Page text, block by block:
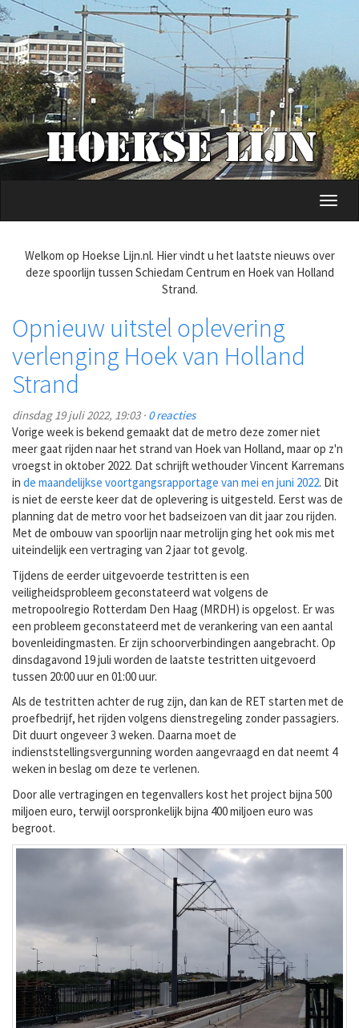
Overslaan
en
naar
de
inhoud
gaan
Welkom op Hoekse Lijn.nl. Hier vindt u het laatste nieuws over
deze spoorlijn tussen Schiedam Centrum en Hoek van Holland
Strand.
Opnieuw uitstel oplevering
verlenging Hoek van Holland
Strand
dinsdag 19 juli 2022, 19:03 · 0 reacties
Vorige week is bekend gemaakt dat de metro deze zomer niet
meer gaat rijden naar het strand van Hoek van Holland, maar op z'n
vroegst in oktober 2022. Dat schrijft wethouder Vincent Karremans
in de maandelijkse voortgangsrapportage van mei en juni 2022. Dit
is niet de eerste keer dat de oplevering is uitgesteld. Eerst was de
planning dat de metro voor het badseizoen van dit jaar zou rijden.
Met de ombouw van spoorlijn naar metrolijn ging het ook mis met
uiteindelijk een vertraging van 2 jaar tot gevolg.
Tijdens de eerder uitgevoerde testritten is een
veiligheidsprobleem geconstateerd wat volgens de
metropoolregio Rotterdam Den Haag (MRDH) is opgelost. Er was
een probleem geconstateerd met de verankering van een aantal
bovenleidingmasten. Er zijn schoorverbindingen aangebracht. Op
dinsdagavond 19 juli worden de laatste testritten uitgevoerd
tussen 20:00 uur en 01:00 uur.
Als de testritten achter de rug zijn, dan kan de RET starten met de
proefbedrijf, het rijden volgens dienstregeling zonder passagiers.
Dit duurt ongeveer 3 weken. Daarna moet de
indienststellingsvergunning worden aangevraagd en dat neemt 4
weken in beslag om deze te verlenen.
Door alle vertragingen en tegenvallers kost het project bijna 500
miljoen euro, terwijl oorspronkelijk bijna 400 miljoen euro was
begroot.